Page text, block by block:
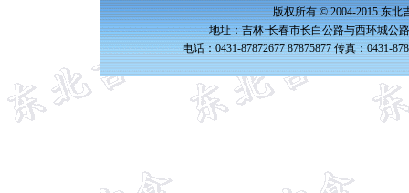
版权所有 © 2004-2015 东北
地址：吉林·长春市长白公路与西环城公
电话：0431-87872677 87875877 传真：0431-